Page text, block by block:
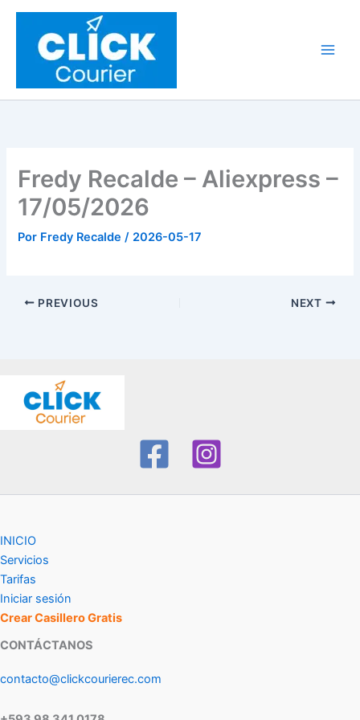
contenido
Fredy Recalde – Aliexpress –
17/05/2026
Por Fredy Recalde/ 2026-05-17
PREVIOUS NEXT
INICIO
Servicios
Tarifas
Iniciar sesión
Crear Casillero Gratis
CONTÁCTANOS
contacto@clickcourierec.com